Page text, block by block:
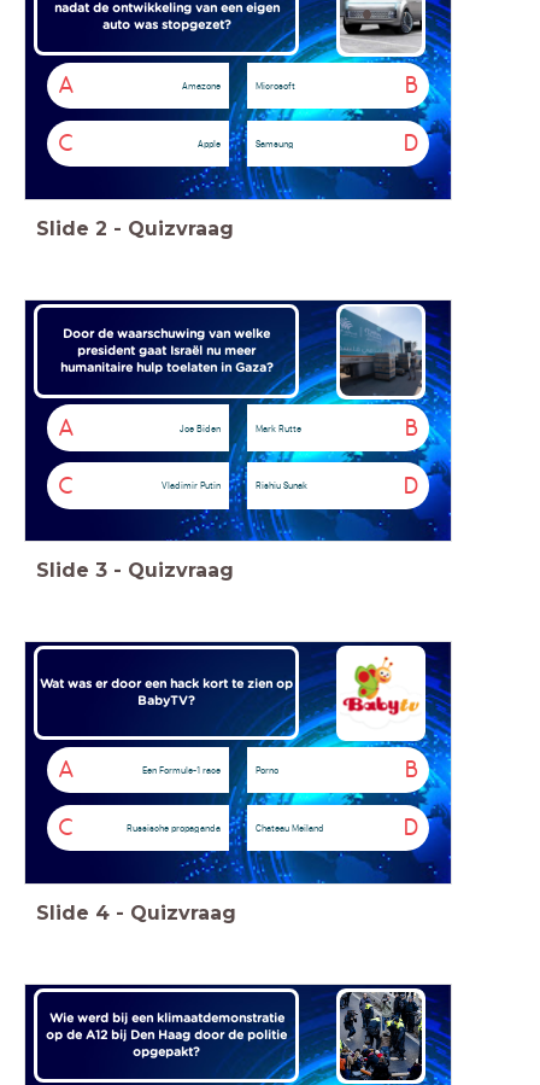
nadat de ontwikkeling van een eigen
auto was stopgezet?
A Amazone B
Microsoft
C Apple D
Samsung
Slide 2 - Quizvraag
Door de waarschuwing van welke
president gaat Israël nu meer
humanitaire hulp toelaten in Gaza?
A Joe Biden B
Mark Rutte
C Vladimir Putin D
Rishiu Sunak
Slide 3 - Quizvraag
Wat was er door een hack kort te zien op
BabyTV?
A Een Formule-1 race B
Porno
C Russische propaganda D
Chateau Meiland
Slide 4 - Quizvraag
Wie werd bij een klimaatdemonstratie
op de A12 bij Den Haag door de politie
opgepakt?